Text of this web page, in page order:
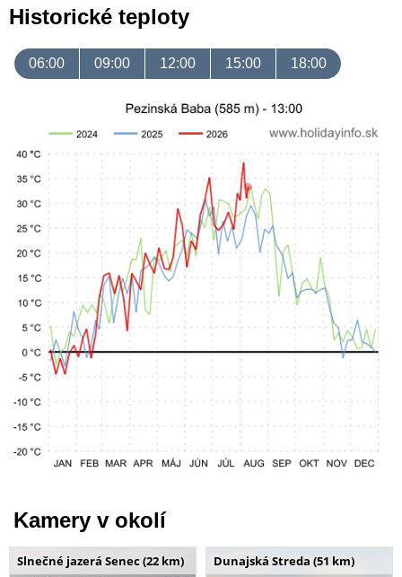
Historické teploty
06:00 09:00 12:00 15:00 18:00
Kamery v okolí
Slnečné jazerá Senec (22 km) Dunajská Streda (51 km)